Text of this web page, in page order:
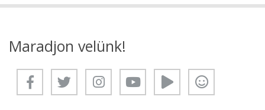
Maradjon velünk!